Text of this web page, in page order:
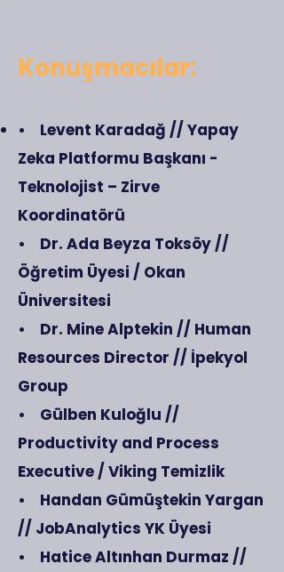
Konuşmacılar:
• Levent Karadağ // Yapay
Zeka Platformu Başkanı -
Teknolojist – Zirve
Koordinatörü
• Dr. Ada Beyza Toksöy //
Öğretim Üyesi / Okan
Üniversitesi
• Dr. Mine Alptekin // Human
Resources Director // İpekyol
Group
• Gülben Kuloğlu //
Productivity and Process
Executive / Viking Temizlik
• Handan Gümüştekin Yargan
// JobAnalytics YK Üyesi
• Hatice Altınhan Durmaz //